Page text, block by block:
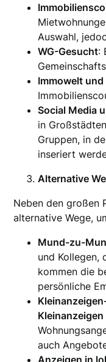
Auswahl,
WG-Gesucht:
Immowelt
Social Media
in
Gruppen, in
inseriert
Alternative
Neben den großen
alternative Wege,
Mund-zu-
und Kollegen,
kommen die
persönliche
Kleinanzeigen
auch